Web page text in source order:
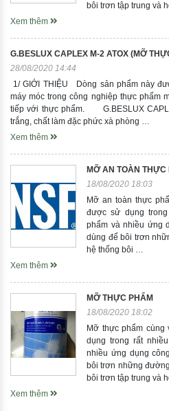
bôi trơn tập trung và
Xem thêm
G.BESLUX CAPLEX M-2 ATOX (MỠ
28/08/2020 14:44
1/ GIỚI THIỆU Dòng sản phẩm này
máy móc trong công nghiệp thực phẩm
tiếp với thực phẩm. G.BESLUX
trắng, chất làm đặc phức xà phòng …
Xem thêm
MỠ AN TOÀN THỰC
18/08/2020 18:03
Mỡ an toàn thực
được sử dụng
phẩm và nhiều ứng
dùng để bôi trơn
hệ thống bôi …
Xem thêm
MỠ THỰC PHẨM
18/08/2020 18:02
Mỡ thực phẩm
dụng trong rất
nhiều ứng dụng
bôi trơn những
bôi trơn tập trung và
Xem thêm